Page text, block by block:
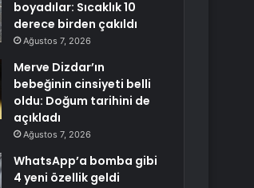
boyadılar: Sıcaklık 10
derece birden çakıldı
Ağustos 7, 2026
Merve Dizdar’ın
bebeğinin cinsiyeti belli
oldu: Doğum tarihini de
açıkladı
Ağustos 7, 2026
WhatsApp’a bomba gibi
4 yeni özellik geldi